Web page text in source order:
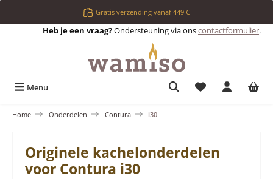
Ga naar de hoofdinhoudGratis verzending vanaf 449 €
Heb je een vraag?Ondersteuning via onscontactformulier.
Menu Je hebt 0 items
Home Onderdelen Contura i30
Originele kachelonderdelen
voor Contura i30